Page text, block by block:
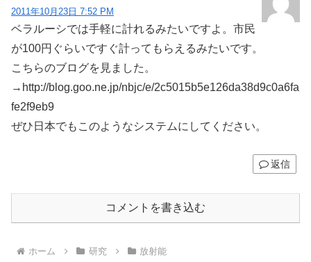
2011年10月23日 7:52 PM
ベラルーシでは手軽に計れるみたいですよ。市民
が100円ぐらいですぐ計ってもらえるみたいです。
こちらのブログを見ました。
→http://blog.goo.ne.jp/nbjc/e/2c5015b5e126da38d9c0a6fa
fe2f9eb9
ぜひ日本でもこのようなシステムにしてください。
返信
コメントを書き込む
ホーム 研究 放射能